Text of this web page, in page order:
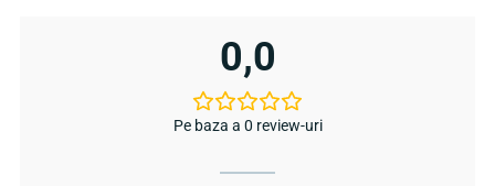
0,0
Pe baza a 0 review-uri